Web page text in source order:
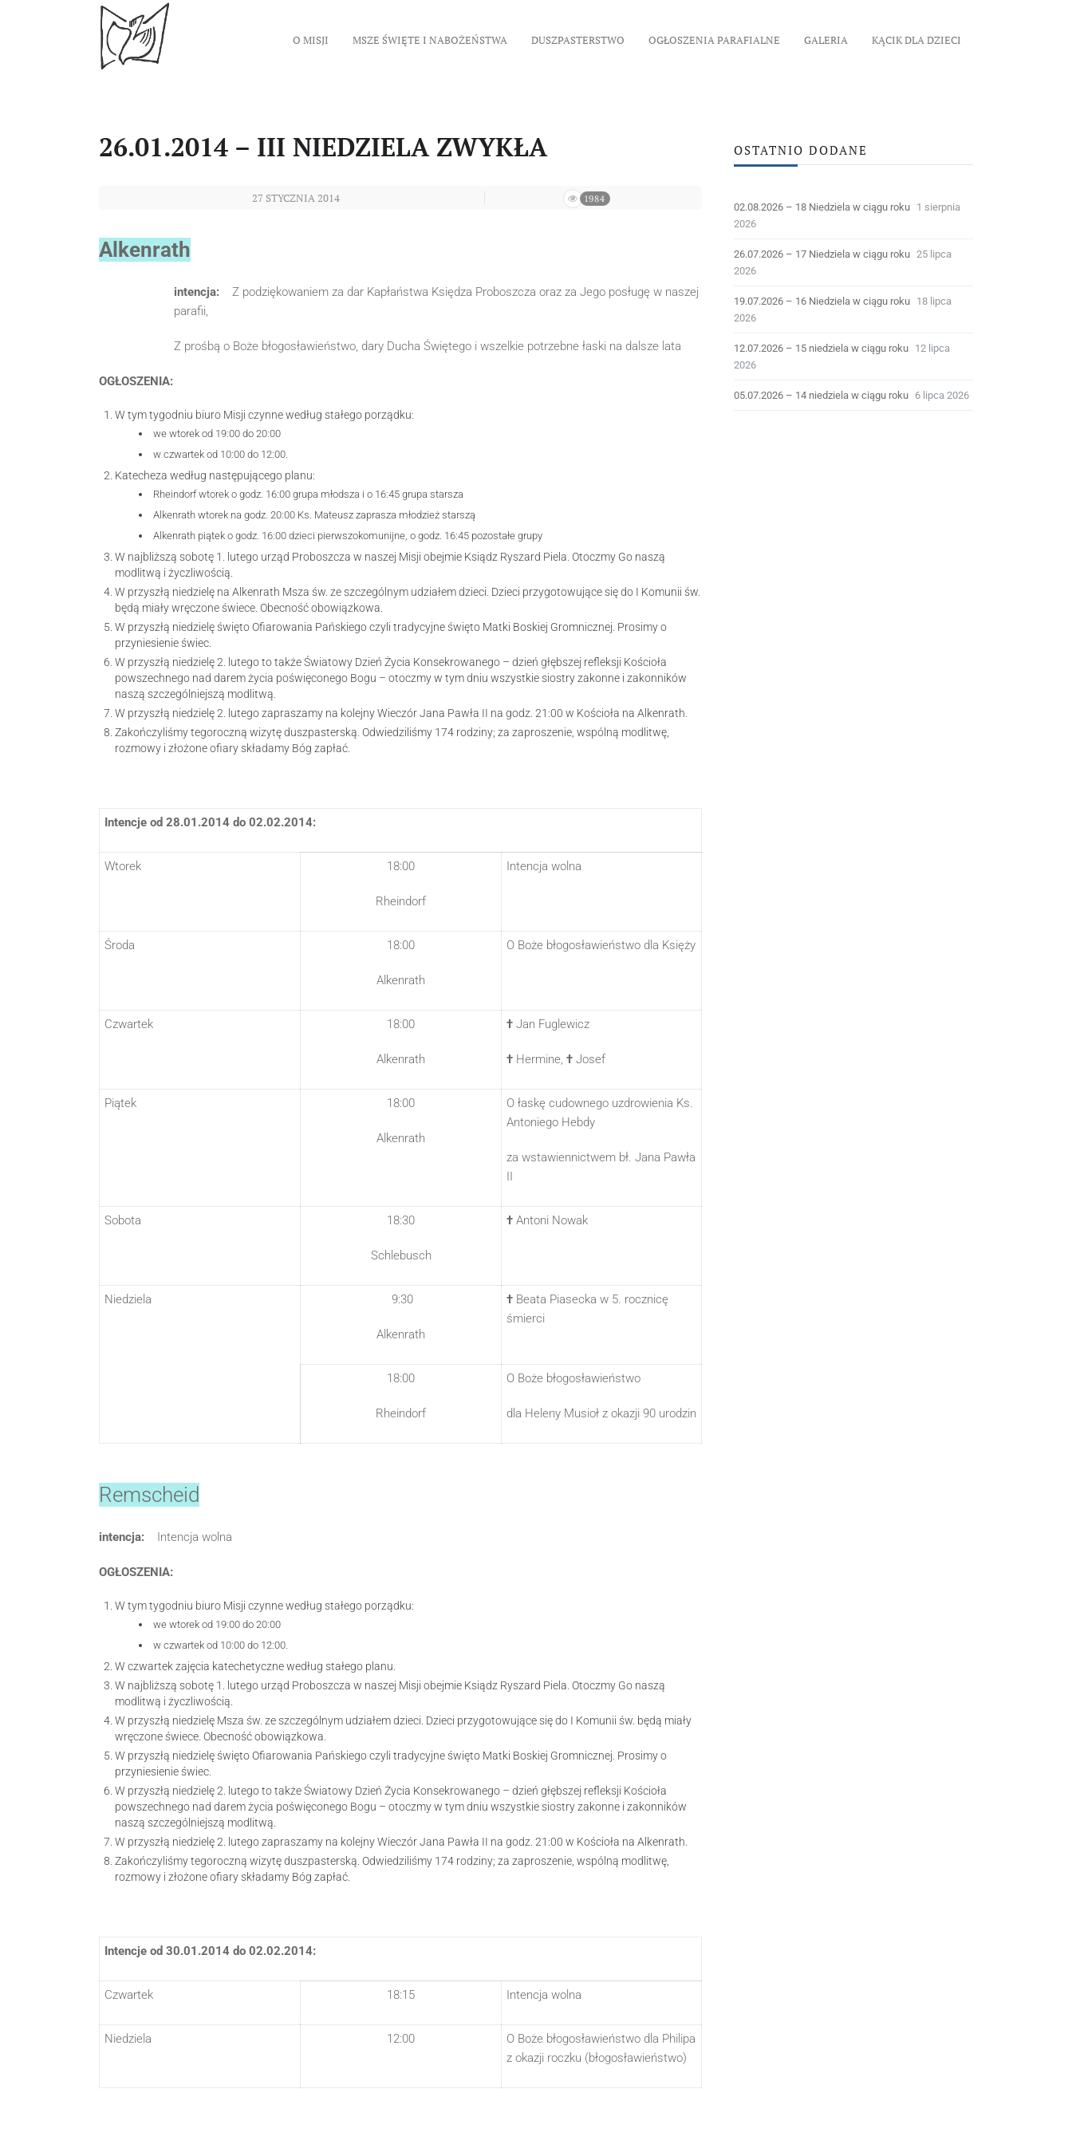
O MISJI MSZE ŚWIĘTE I NABOŻEŃSTWA DUSZPASTERSTWO OGŁOSZENIA PARAFIALNE GALERIA KĄCIK DLA DZIECI
26.01.2014 – III NIEDZIELA ZWYKŁA
27 STYCZNIA 2014 1984
Alkenrath
intencja: Z podziękowaniem za dar Kapłaństwa Księdza Proboszcza oraz za Jego posługę w naszej
parafii,
Z prośbą o Boże błogosławieństwo, dary Ducha Świętego i wszelkie potrzebne łaski na dalsze lata
OGŁOSZENIA:
W tym tygodniu biuro Misji czynne według stałego porządku:
we wtorek od 19:00 do 20:00
w czwartek od 10:00 do 12:00.
Katecheza według następującego planu:
Rheindorf wtorek o godz. 16:00 grupa młodsza i o 16:45 grupa starsza
Alkenrath wtorek na godz. 20:00 Ks. Mateusz zaprasza młodzież starszą
Alkenrath piątek o godz. 16:00 dzieci pierwszokomunijne, o godz. 16:45 pozostałe grupy
W najbliższą sobotę 1. lutego urząd Proboszcza w naszej Misji obejmie Ksiądz Ryszard Piela. Otoczmy Go naszą
modlitwą i życzliwością.
W przyszłą niedzielę na Alkenrath Msza św. ze szczególnym udziałem dzieci. Dzieci przygotowujące się do I Komunii św.
będą miały wręczone świece. Obecność obowiązkowa.
W przyszłą niedzielę święto Ofiarowania Pańskiego czyli tradycyjne święto Matki Boskiej Gromnicznej. Prosimy o
przyniesienie świec.
W przyszłą niedzielę 2. lutego to także Światowy Dzień Życia Konsekrowanego – dzień głębszej refleksji Kościoła
powszechnego nad darem życia poświęconego Bogu – otoczmy w tym dniu wszystkie siostry zakonne i zakonników
naszą szczególniejszą modlitwą.
W przyszłą niedzielę 2. lutego zapraszamy na kolejny Wieczór Jana Pawła II na godz. 21:00 w Kościoła na Alkenrath.
Zakończyliśmy tegoroczną wizytę duszpasterską. Odwiedziliśmy 174 rodziny; za zaproszenie, wspólną modlitwę,
rozmowy i złożone ofiary składamy Bóg zapłać.
Intencje od 28.01.2014 do 02.02.2014:
Wtorek 18:00
Rheindorf
Intencja wolna
Środa 18:00
Alkenrath
O Boże błogosławieństwo dla Księży
Czwartek 18:00
Alkenrath
†Jan Fuglewicz
†Hermine, †Josef
Piątek 18:00
Alkenrath
O łaskę cudownego uzdrowienia Ks.
Antoniego Hebdy
za wstawiennictwem bł. Jana Pawła
II
Sobota 18:30
Schlebusch
†Antoni Nowak
Niedziela 9:30
Alkenrath
†Beata Piasecka w 5. rocznicę
śmierci
18:00
Rheindorf
O Boże błogosławieństwo
dla Heleny Musioł z okazji 90 urodzin
Remscheid
intencja: Intencja wolna
OGŁOSZENIA:
W tym tygodniu biuro Misji czynne według stałego porządku:
we wtorek od 19:00 do 20:00
w czwartek od 10:00 do 12:00.
W czwartek zajęcia katechetyczne według stałego planu.
W najbliższą sobotę 1. lutego urząd Proboszcza w naszej Misji obejmie Ksiądz Ryszard Piela. Otoczmy Go naszą
modlitwą i życzliwością.
W przyszłą niedzielę Msza św. ze szczególnym udziałem dzieci. Dzieci przygotowujące się do I Komunii św. będą miały
wręczone świece. Obecność obowiązkowa.
W przyszłą niedzielę święto Ofiarowania Pańskiego czyli tradycyjne święto Matki Boskiej Gromnicznej. Prosimy o
przyniesienie świec.
W przyszłą niedzielę 2. lutego to także Światowy Dzień Życia Konsekrowanego – dzień głębszej refleksji Kościoła
powszechnego nad darem życia poświęconego Bogu – otoczmy w tym dniu wszystkie siostry zakonne i zakonników
naszą szczególniejszą modlitwą.
W przyszłą niedzielę 2. lutego zapraszamy na kolejny Wieczór Jana Pawła II na godz. 21:00 w Kościoła na Alkenrath.
Zakończyliśmy tegoroczną wizytę duszpasterską. Odwiedziliśmy 174 rodziny; za zaproszenie, wspólną modlitwę,
rozmowy i złożone ofiary składamy Bóg zapłać.
Intencje od 30.01.2014 do 02.02.2014:
Czwartek 18:15 Intencja wolna
Niedziela 12:00
O Boże błogosławieństwo dla Philipa
z okazji roczku (błogosławieństwo)
OSTATNIO DODANE
02.08.2026 – 18 Niedziela w ciągu roku 1 sierpnia
2026
26.07.2026 – 17 Niedziela w ciągu roku 25 lipca
2026
19.07.2026 – 16 Niedziela w ciągu roku 18 lipca
2026
12.07.2026 – 15 niedziela w ciągu roku 12 lipca
2026
05.07.2026 – 14 niedziela w ciągu roku 6 lipca 2026